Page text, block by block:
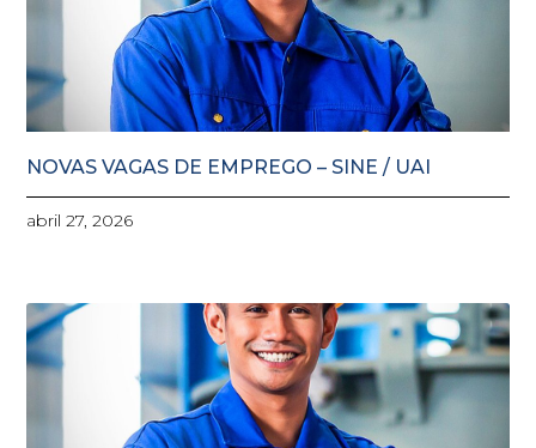
NOVAS VAGAS DE EMPREGO – SINE / UAI
abril 27, 2026